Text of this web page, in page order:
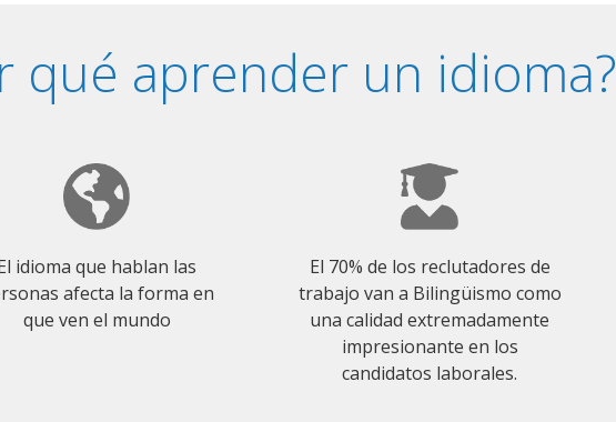
qué aprender un idioma?
idioma que hablan las
afecta la forma en
que ven el mundo
El 70% de los reclutadores de
trabajo van a Bilingüismo como
una calidad extremadamente
impresionante en los
candidatos laborales.